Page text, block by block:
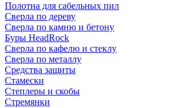
Полотна для сабельных пил
Сверла по дереву
Сверла по камню и бетону
Буры HeadRock
Сверла по кафелю и стеклу
Сверла по металлу
Средства защиты
Стамески
Степлеры и скобы
Стремянки